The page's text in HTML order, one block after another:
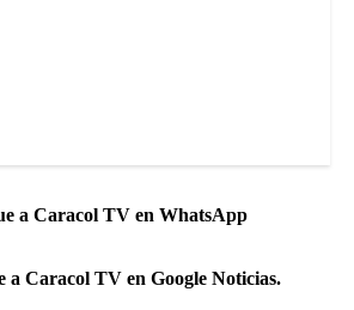
a Caracol TV en WhatsApp
a Caracol TV en Google Noticias.